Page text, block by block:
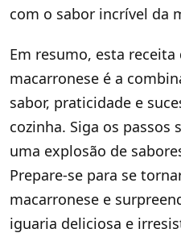
com o sabor incrível da
Em resumo, esta
macarronese é a
sabor, praticidade e
cozinha. Siga os passos
uma explosão de
Prepare-se para se
macarronese e
iguaria deliciosa e